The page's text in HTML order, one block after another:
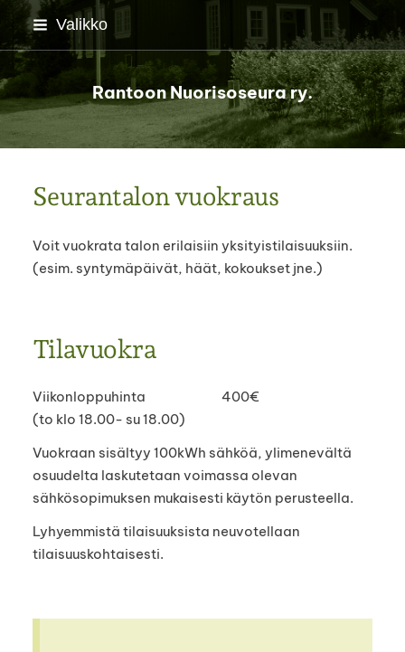
Siirry
sivun
sisältöön
Valikko
Rantoon Nuorisoseura ry.
Seurantalon vuokraus
Voit vuokrata talon erilaisiin yksityistilaisuuksiin.
(esim. syntymäpäivät, häät, kokoukset jne.)
Tilavuokra
Viikonloppuhinta 400€
(to klo 18.00- su 18.00)
Vuokraan sisältyy 100kWh sähköä, ylimenevältä
osuudelta laskutetaan voimassa olevan
sähkösopimuksen mukaisesti käytön perusteella.
Lyhyemmistä tilaisuuksista neuvotellaan
tilaisuuskohtaisesti.